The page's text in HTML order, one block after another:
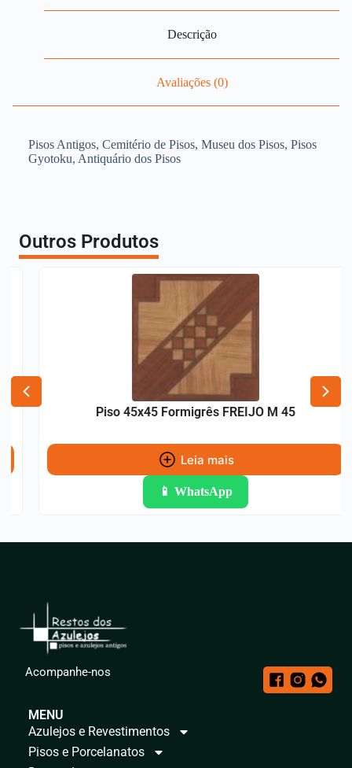
Descrição
Avaliações (0)
Pisos Antigos, Cemitério de Pisos, Museu dos Pisos, Pisos
Gyotoku, Antiquário dos Pisos
Outros Produtos
Piso 45x45 Formigrês FREIJO M 45
Leia mais
📱 WhatsApp
Acompanhe-nos
MENU
Azulejos e Revestimentos
Pisos e Porcelanatos